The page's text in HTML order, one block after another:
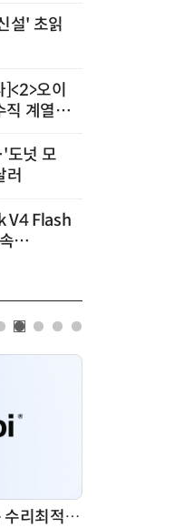
설' 초읽
]<2>오이
직 계열
도넛 모
러
V4 Flash
AI 시대의 의사결정을 바꾸는 수리최적화(Optimization): 실제 산업 적용 사례와 활용 전략